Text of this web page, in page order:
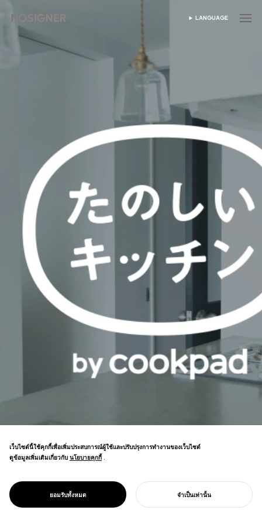
หน้าหลัก เลือกภาษา
LANGUAGE
ครัวสนุกโดย
COOKPAD
กิจการอสังหาริมทรัพย์ที่เน้นห้องครัว การให้
พื้นที่ที่ขยายความสุขในการทำอาหาร
เว็บไซต์นี้ใช้คุกกี้เพื่อเพิ่มประสบการณ์ผู้ใช้และปรับปรุงการทำงานของเว็บไซต์
ดูข้อมูลเพิ่มเติมเกี่ยวกับ นโยบายคุกกี้
นโยบายคุกกี้ .
ยอมรับทั้งหมด จำเป็นเท่านั้น